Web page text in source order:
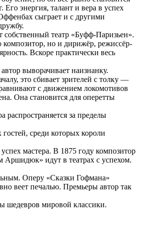
энергия, талант и вера в успех
сыграет и с другими
театр «Буфф-Паризьен».
но и дирижёр, режиссёр-
Вскоре практически весь
выворачивает наизнанку.
это сбивает зрителей с толку —
с движением локомотивов
Она становится для оперетты
за пределы
среди которых короли
мастера. В 1875 году композитор
Аршидюк» идут в театрах с успехом.
Оперу «Сказки Гофмана»
веет печалью. Премьеры автор так
шедевров мировой классики.